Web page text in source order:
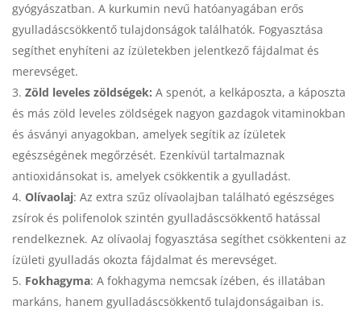
gyógyászatban. A kurkumin nevű hatóanyagában erős
gyulladáscsökkentő tulajdonságok találhatók. Fogyasztása
segíthet enyhíteni az ízületekben jelentkező fájdalmat és
merevséget.
Zöld leveles zöldségek: A spenót, a kelkáposzta, a káposzta
és más zöld leveles zöldségek nagyon gazdagok vitaminokban
és ásványi anyagokban, amelyek segítik az ízületek
egészségének megőrzését. Ezenkívül tartalmaznak
antioxidánsokat is, amelyek csökkentik a gyulladást.
Olívaolaj: Az extra szűz olívaolajban található egészséges
zsírok és polifenolok szintén gyulladáscsökkentő hatással
rendelkeznek. Az olívaolaj fogyasztása segíthet csökkenteni az
ízületi gyulladás okozta fájdalmat és merevséget.
Fokhagyma: A fokhagyma nemcsak ízében, és illatában
markáns, hanem gyulladáscsökkentő tulajdonságaiban is.